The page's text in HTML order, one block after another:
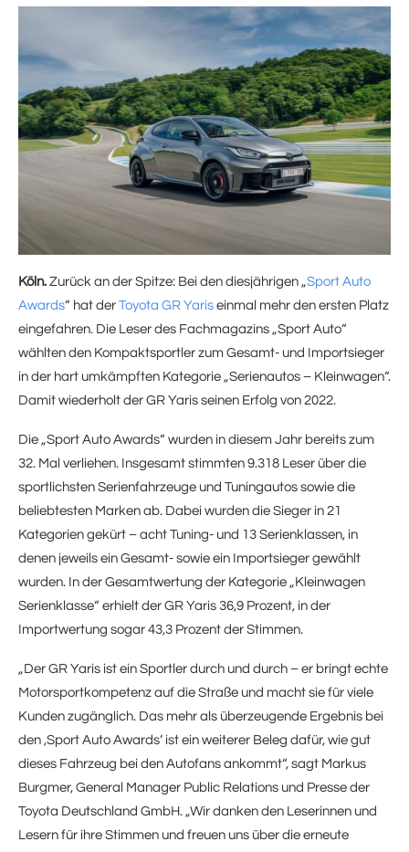
Köln. Zurück an der Spitze: Bei den diesjährigen „Sport Auto
Awards“ hat der Toyota GR Yaris einmal mehr den ersten Platz
eingefahren. Die Leser des Fachmagazins „Sport Auto“
wählten den Kompaktsportler zum Gesamt- und Importsieger
in der hart umkämpften Kategorie „Serienautos – Kleinwagen“.
Damit wiederholt der GR Yaris seinen Erfolg von 2022.
Die „Sport Auto Awards“ wurden in diesem Jahr bereits zum
32. Mal verliehen. Insgesamt stimmten 9.318 Leser über die
sportlichsten Serienfahrzeuge und Tuningautos sowie die
beliebtesten Marken ab. Dabei wurden die Sieger in 21
Kategorien gekürt – acht Tuning- und 13 Serienklassen, in
denen jeweils ein Gesamt- sowie ein Importsieger gewählt
wurden. In der Gesamtwertung der Kategorie „Kleinwagen
Serienklasse“ erhielt der GR Yaris 36,9 Prozent, in der
Importwertung sogar 43,3 Prozent der Stimmen.
„Der GR Yaris ist ein Sportler durch und durch – er bringt echte
Motorsportkompetenz auf die Straße und macht sie für viele
Kunden zugänglich. Das mehr als überzeugende Ergebnis bei
den ‚Sport Auto Awards‘ ist ein weiterer Beleg dafür, wie gut
dieses Fahrzeug bei den Autofans ankommt“, sagt Markus
Burgmer, General Manager Public Relations und Presse der
Toyota Deutschland GmbH. „Wir danken den Leserinnen und
Lesern für ihre Stimmen und freuen uns über die erneute